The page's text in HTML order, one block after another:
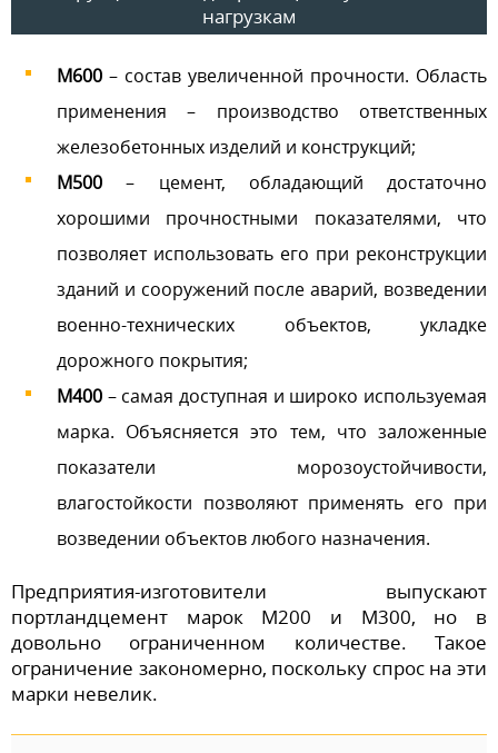
нагрузкам
М600 – состав увеличенной прочности. Область
применения – производство ответственных
железобетонных изделий и конструкций;
М500 – цемент, обладающий достаточно
хорошими прочностными показателями, что
позволяет использовать его при реконструкции
зданий и сооружений после аварий, возведении
военно-технических объектов, укладке
дорожного покрытия;
М400 – самая доступная и широко используемая
марка. Объясняется это тем, что заложенные
показатели морозоустойчивости,
влагостойкости позволяют применять его при
возведении объектов любого назначения.
Предприятия-изготовители выпускают
портландцемент марок М200 и М300, но в
довольно ограниченном количестве. Такое
ограничение закономерно, поскольку спрос на эти
марки невелик.